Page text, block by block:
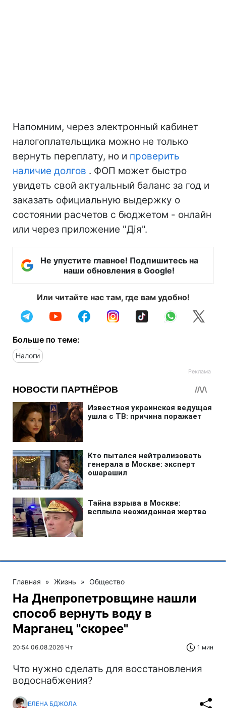
Напомним, через электронный кабинет
налогоплательщика можно не только
вернуть переплату, но и проверить
наличие долгов . ФОП может быстро
увидеть свой актуальный баланс за год и
заказать официальную выдержку о
состоянии расчетов с бюджетом - онлайн
или через приложение "Дія".
Не упустите главное! Подпишитесь на
наши обновления в Google!
Или читайте нас там, где вам удобно!
Больше по теме:
Налоги
Главная » Жизнь » Общество
На Днепропетровщине нашли
способ вернуть воду в
Марганец "скорее"
20:54 06.08.2026 Чт 1 мин
Что нужно сделать для восстановления
водоснабжения?
ЕЛЕНА БДЖОЛА